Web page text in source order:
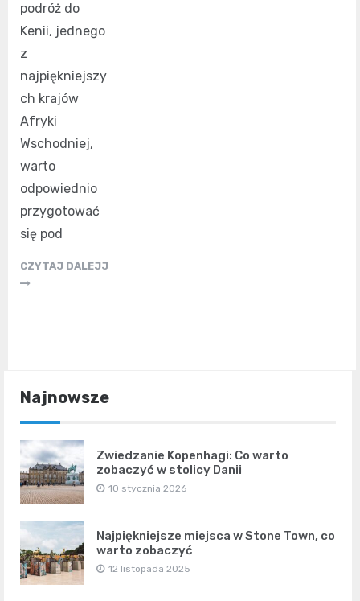
podróż do
Kenii, jednego
z
najpiękniejszy
ch krajów
Afryki
Wschodniej,
warto
odpowiednio
przygotować
się pod
CZYTAJ DALEJJ
Najnowsze
Zwiedzanie Kopenhagi: Co warto
zobaczyć w stolicy Danii
10 stycznia 2026
Najpiękniejsze miejsca w Stone Town, co
warto zobaczyć
12 listopada 2025